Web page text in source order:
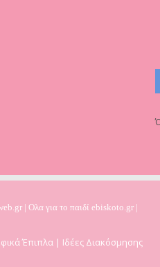
| Ολα για το παιδί ebiskoto.gr |
Έπιπλα | Ιδέες Διακόσμησης